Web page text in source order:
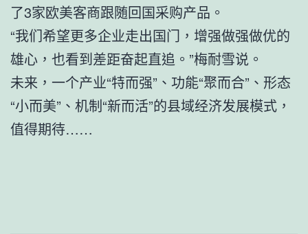
了3家欧美客商跟随回国采购产品。
“我们希望更多企业走出国门，增强做强做优的
雄心，也看到差距奋起直追。”梅耐雪说。
未来，一个产业“特而强”、功能“聚而合”、形态
“小而美”、机制“新而活”的县域经济发展模式，
值得期待……